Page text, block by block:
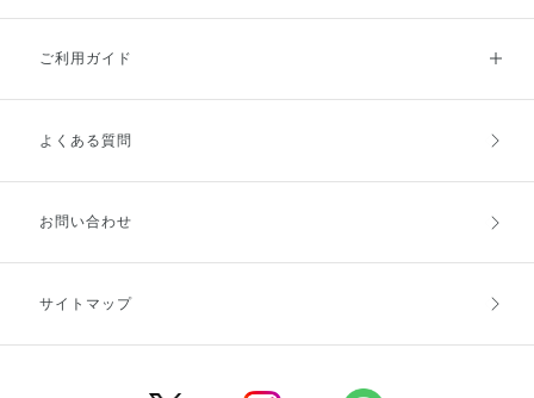
ご利用ガイド
ご利用ガイドトップ
お支払方法
キャンセル・返品・交換
よくある質問
お問い合わせ
サイトマップ